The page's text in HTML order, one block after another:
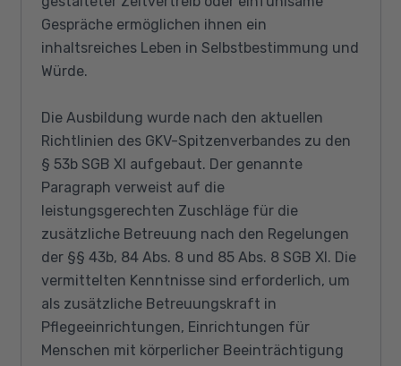
Gespräche ermöglichen ihnen ein
inhaltsreiches Leben in Selbstbestimmung und
Würde.
Die Ausbildung wurde nach den aktuellen
Richtlinien des GKV-Spitzenverbandes zu den
§ 53b SGB XI aufgebaut. Der genannte
Paragraph verweist auf die
leistungsgerechten Zuschläge für die
zusätzliche Betreuung nach den Regelungen
der §§ 43b, 84 Abs. 8 und 85 Abs. 8 SGB XI. Die
vermittelten Kenntnisse sind erforderlich, um
als zusätzliche Betreuungskraft in
Pflegeeinrichtungen, Einrichtungen für
Menschen mit körperlicher Beeinträchtigung